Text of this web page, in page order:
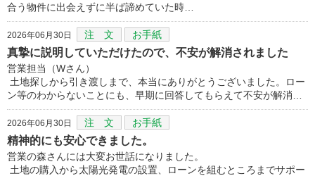
合う物件に出会えずに半ば諦めていた時…
2026年06月30日 注 文 お手紙
真摯に説明していただけたので、不安が解消されました
営業担当（Wさん）
土地探しから引き渡しまで、本当にありがとうございました。ロー
ン等のわからないことにも、早期に回答してもらえて不安が解消…
2026年06月30日 注 文 お手紙
精神的にも安心できました。
営業の森さんには大変お世話になりました。
土地の購入から太陽光発電の設置、ローンを組むところまでサポー